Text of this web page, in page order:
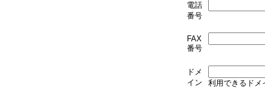
電話
番号
FAX
番号
ドメ
イン
利用できるドメ